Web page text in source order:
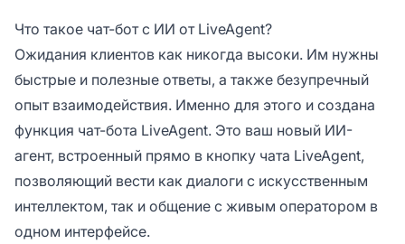
Что такое чат-бот с ИИ от LiveAgent?
Ожидания клиентов как никогда высоки. Им нужны
быстрые и полезные ответы, а также безупречный
опыт взаимодействия. Именно для этого и создана
функция чат-бота LiveAgent. Это ваш новый ИИ-
агент, встроенный прямо в кнопку чата LiveAgent,
позволяющий вести как диалоги с искусственным
интеллектом, так и общение с живым оператором в
одном интерфейсе.